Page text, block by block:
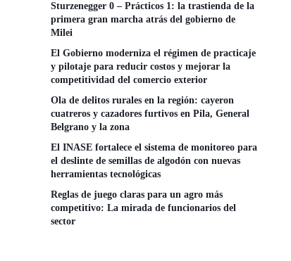
Sturzenegger 0 – Prácticos 1: la trastienda de la
primera gran marcha atrás del gobierno de
Milei
El Gobierno moderniza el régimen de practicaje
y pilotaje para reducir costos y mejorar la
competitividad del comercio exterior
Ola de delitos rurales en la región: cayeron
cuatreros y cazadores furtivos en Pila, General
Belgrano y la zona
El INASE fortalece el sistema de monitoreo para
el deslinte de semillas de algodón con nuevas
herramientas tecnológicas
Reglas de juego claras para un agro más
competitivo: La mirada de funcionarios del
sector